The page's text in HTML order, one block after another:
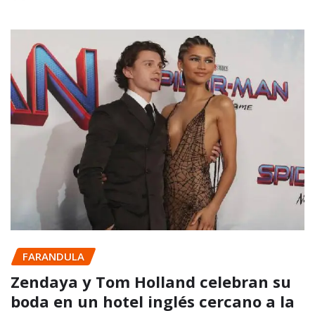
FARANDULA
Zendaya y Tom Holland celebran su
boda en un hotel inglés cercano a la